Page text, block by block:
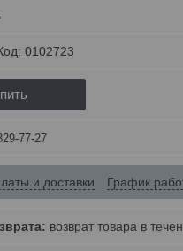
0102723
77-27
и доставки График
возврат товара в